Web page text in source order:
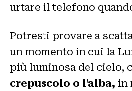
urtare il telefono
Potresti provare a
un momento in cui la
più luminosa del cielo,
crepuscolo o l’alba, in